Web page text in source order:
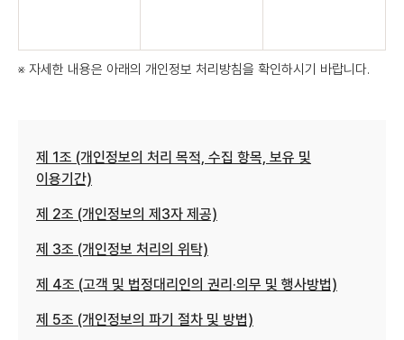
※ 자세한 내용은 아래의 개인정보 처리방침을 확인하시기 바랍니다.
제 1조 (개인정보의 처리 목적, 수집 항목, 보유 및
이용기간)
제 2조 (개인정보의 제3자 제공)
제 3조 (개인정보 처리의 위탁)
제 4조 (고객 및 법정대리인의 권리·의무 및 행사방법)
제 5조 (개인정보의 파기 절차 및 방법)